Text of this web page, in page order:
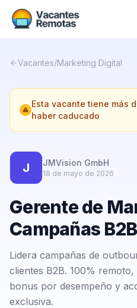
Nosotros
Contacto
Calculadora Freelance
Vacantes/Marketing Digital
Esta vacante tiene más
haber caducado
J JMVision GmbH
18 de mayo de 2026
Gerente de
Campañas B2B
Lidera campañas de
clientes B2B. 100%
bonus por desempeño y
exclusiva.